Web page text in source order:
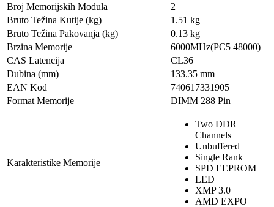
Broj Memorijskih Modula
2
Bruto Težina Kutije (kg)
1.51 kg
Bruto Težina Pakovanja (kg)
0.13 kg
Brzina Memorije
6000MHz(PC5 48000)
CAS Latencija
CL36
Dubina (mm)
133.35 mm
EAN Kod
740617331905
Format Memorije
DIMM 288 Pin
Karakteristike Memorije
Two DDR
Channels
Unbuffered
Single Rank
SPD EEPROM
LED
XMP 3.0
AMD EXPO